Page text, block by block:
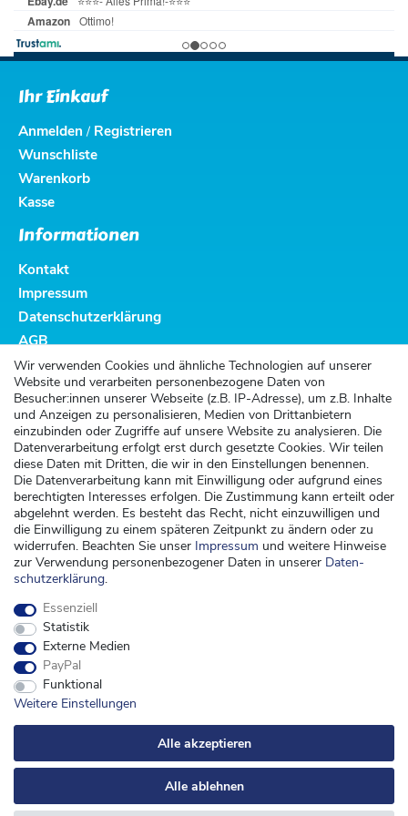
Wir verwenden Cookies und ähnliche Technologien auf unserer
Website und verarbeiten personenbezogene Daten von
Besucher:innen unserer Webseite (z.B. IP-Adresse), um z.B. Inhalte
und Anzeigen zu personalisieren, Medien von Drittanbietern
einzubinden oder Zugriffe auf unsere Website zu analysieren. Die
Datenverarbeitung erfolgt erst durch gesetzte Cookies. Wir teilen
diese Daten mit Dritten, die wir in den Einstellungen benennen.
Die Datenverarbeitung kann mit Einwilligung oder aufgrund eines
berechtigten Interesses erfolgen. Die Zustimmung kann erteilt oder
abgelehnt werden. Es besteht das Recht, nicht einzuwilligen und
die Einwilligung zu einem späteren Zeitpunkt zu ändern oder zu
widerrufen. Beachten Sie unser Impressum und weitere Hinweise
zur Verwendung personenbezogener Daten in unserer Daten­
schutz­erklärung.
Essenziell
Statistik
Externe Medien
PayPal
Funktional
Weitere Einstellungen
Alle akzeptieren
Alle ablehnen
Ihr Einkauf
Anmelden / Registrieren
Wunschliste
Warenkorb
Kasse
Informationen
Kontakt
Impressum
Datenschutzerklärung
AGB
Altbatterieentsorgung
Kundenservice
Versand
Zahlung
Widerrufsrecht
Widerrufsformular
Kontakt
kontakt@kinderspieleland.de
Montag, Dienstag, Freitag von 7.30 bis 15.00 Uhr
Anrufe aus dem dt. Festnetz zum Ortstarif, Preise aus dem Mobilfunknetz ggf.
abweichend (abhängig vom Provider).